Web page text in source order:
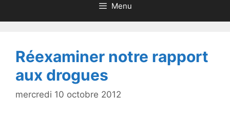
Menu
Réexaminer notre rapport
aux drogues
mercredi 10 octobre 2012